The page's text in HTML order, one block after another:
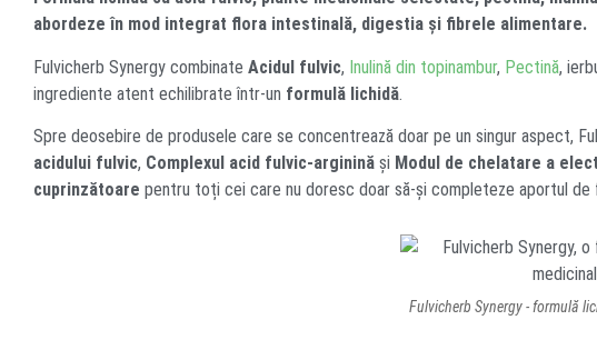
abordeze în mod integrat flora intestinală, digestia și fibrele alimentare.
Fulvicherb Synergy combinate Acidul fulvic, Inulină din topinambur, Pectină,
ingrediente atent echilibrate într-un formulă lichidă.
Spre deosebire de produsele care se concentrează doar pe un singur aspect,
acidului fulvic, Complexul acid fulvic-arginină și Modul de chelatare a
cuprinzătoare pentru toți cei care nu doresc doar să-și completeze aportul
Fulvicherb Synergy - formulă